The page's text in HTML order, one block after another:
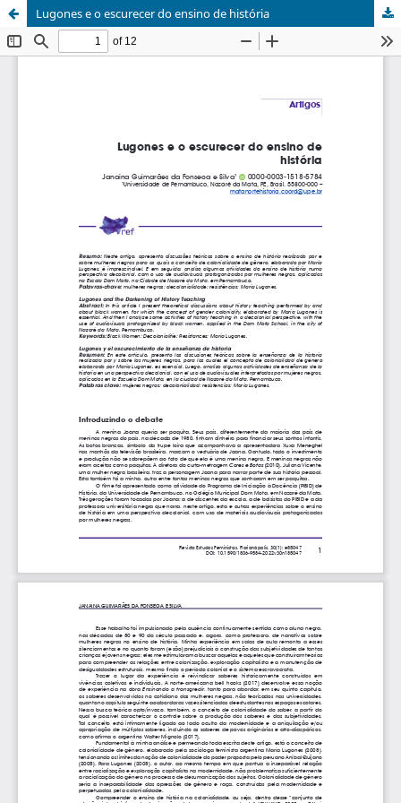
Lugones e o escurecer do ensino de história